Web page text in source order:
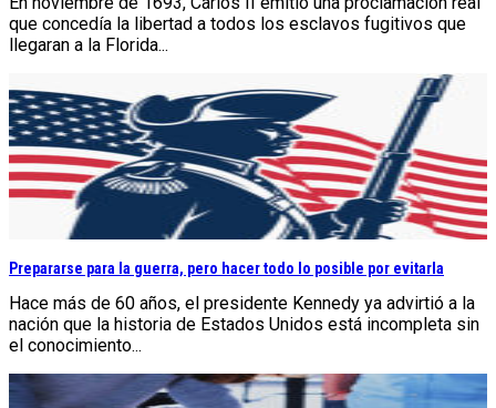
que concedía la libertad a todos los esclavos fugitivos que
llegaran a la Florida...
Prepararse para la guerra, pero hacer todo lo posible por evitarla
Hace más de 60 años, el presidente Kennedy ya advirtió a la
nación que la historia de Estados Unidos está incompleta sin
el conocimiento...